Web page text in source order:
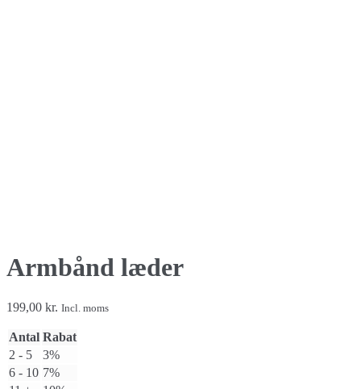
Armbånd læder
199,00 kr. Incl. moms
Antal Rabat
2 - 5
3%
6 - 10 7%